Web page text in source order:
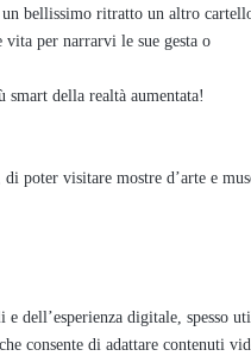
bellissimo ritratto un altro
per narrarvi le sue gesta o
della realtà aumentata!
poter visitare mostre d’arte e
dell’esperienza digitale, spesso
consente di adattare contenuti